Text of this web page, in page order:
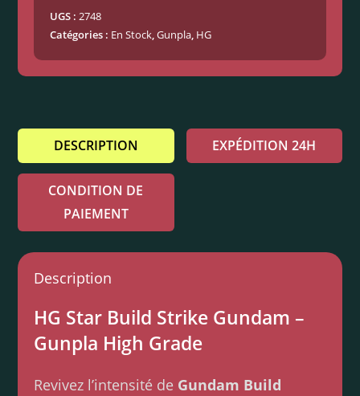
UGS :2748
Catégories : En Stock,Gunpla, HG
DESCRIPTION EXPÉDITION 24H
CONDITION DE
PAIEMENT
Description
HG Star Build Strike Gundam –
Gunpla High Grade
Revivez l’intensité de Gundam Build